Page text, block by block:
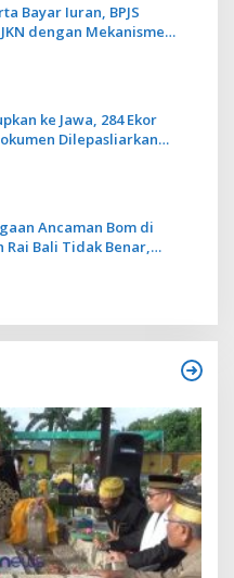
Bayar Iuran, BPJS
dengan Mekanisme
ke Jawa, 284 Ekor
Dilepasliarkan
Ancaman Bom di
Rai Bali Tidak Benar,
Lancar